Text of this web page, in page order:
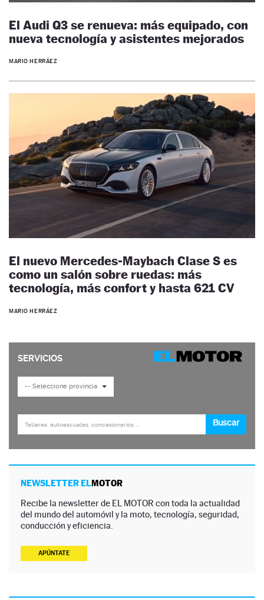
El Audi Q3 se renueva: más equipado, con
nueva tecnología y asistentes mejorados
MARIO HERRÁEZ
El nuevo Mercedes-Maybach Clase S es
como un salón sobre ruedas: más
tecnología, más confort y hasta 621 CV
MARIO HERRÁEZ
NEWSLETTER ELMOTOR
Recibe la newsletter de EL MOTOR con toda la actualidad
del mundo del automóvil y la moto, tecnología, seguridad,
conducción y eficiencia.
APÚNTATE